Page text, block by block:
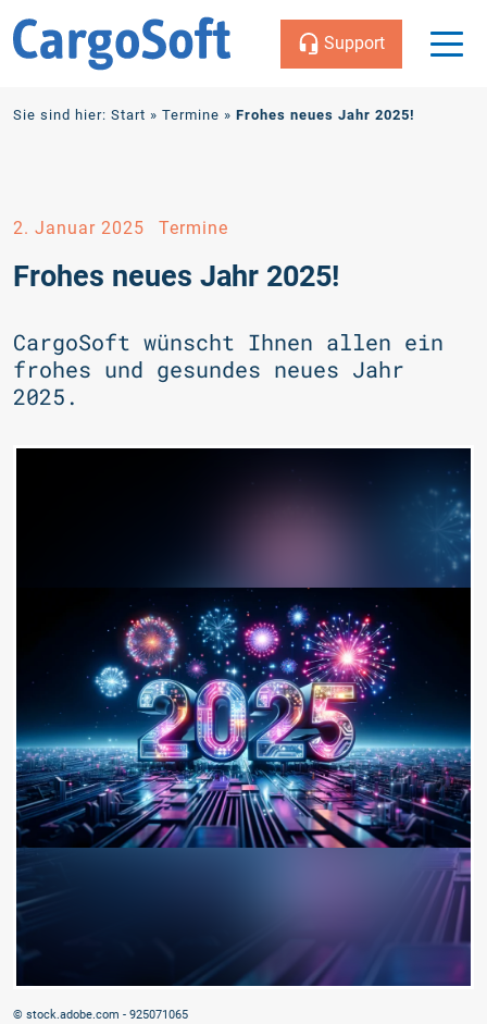
Inhalt
Support
Sie sind hier: Start » Termine » Frohes neues Jahr 2025!
2. Januar 2025 Termine
Frohes neues Jahr 2025!
CargoSoft wünscht Ihnen allen ein
frohes und gesundes neues Jahr
2025.
© stock.adobe.com - 925071065